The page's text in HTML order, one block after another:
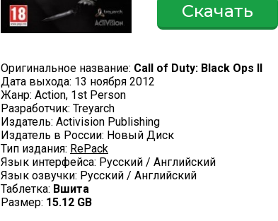
Скачать
Оригинальное название: Call of Duty: Black Ops II
Дата выхода: 13 ноября 2012
Жанр: Action, 1st Person
Разработчик: Treyarch
Издатель: Activision Publishing
Издатель в России: Новый Диск
Тип издания: RePack
Язык интерфейса: Русский / Английский
Язык озвучки: Русский / Английский
Таблетка: Вшита
Размер: 15.12 GB